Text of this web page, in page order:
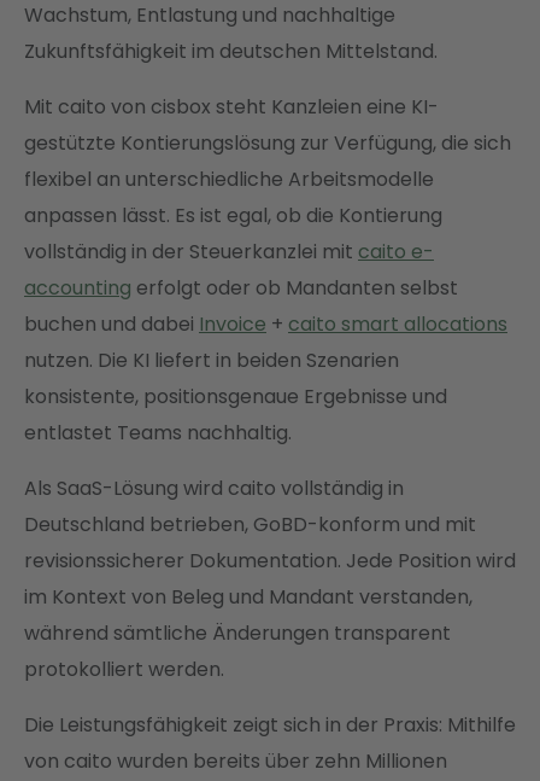
Wachstum, Entlastung und nachhaltige
Zukunftsfähigkeit im deutschen Mittelstand.
Mit caito von cisbox steht Kanzleien eine KI-
gestützte Kontierungslösung zur Verfügung, die sich
flexibel an unterschiedliche Arbeitsmodelle
anpassen lässt. Es ist egal, ob die Kontierung
vollständig in der Steuerkanzlei mit caito e-
accounting erfolgt oder ob Mandanten selbst
buchen und dabei Invoice + caito smart allocations
nutzen. Die KI liefert in beiden Szenarien
konsistente, positionsgenaue Ergebnisse und
entlastet Teams nachhaltig.
Als SaaS-Lösung wird caito vollständig in
Deutschland betrieben, GoBD-konform und mit
revisionssicherer Dokumentation. Jede Position wird
im Kontext von Beleg und Mandant verstanden,
während sämtliche Änderungen transparent
protokolliert werden.
Die Leistungsfähigkeit zeigt sich in der Praxis: Mithilfe
von caito wurden bereits über zehn Millionen